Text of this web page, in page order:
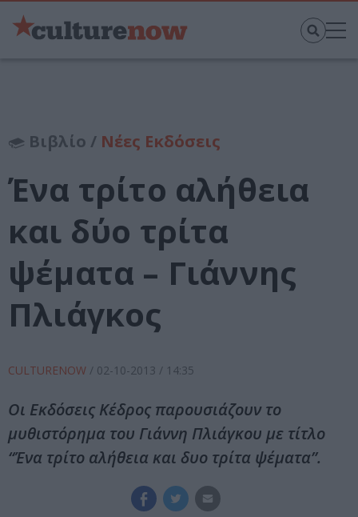
Βιβλίο / Νέες Εκδόσεις
Ένα τρίτο αλήθεια
και δύο τρίτα
ψέματα – Γιάννης
Πλιάγκος
CULTURENOW / 02-10-2013 / 14:35
Οι Εκδόσεις Κέδρος παρουσιάζουν το
μυθιστόρημα του Γιάννη Πλιάγκου με τίτλο
“Ένα τρίτο αλήθεια και δυο τρίτα ψέματα”.